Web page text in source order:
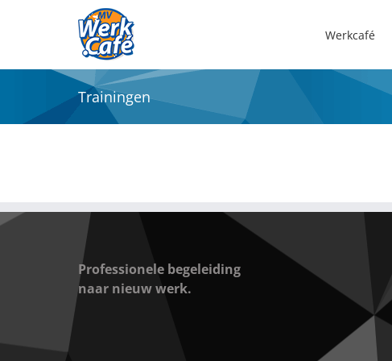
Werkcafé
Trainingen
Professionele begeleiding
naar nieuw werk.